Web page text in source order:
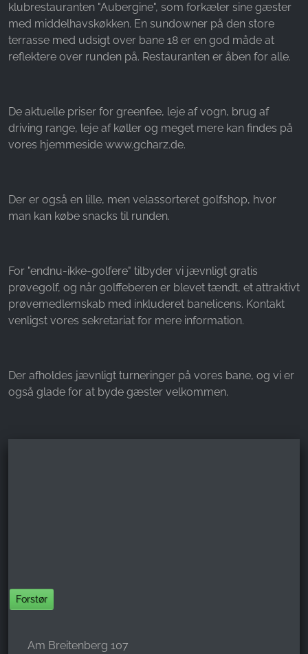
klubrestauranten "Aubergine", som forkæler sine gæster
med middelhavskøkken. En sundowner på den store
terrasse med udsigt over bane 18 er en god måde at
reflektere over runden på. Restauranten er åben for alle.
De aktuelle priser for greenfee, leje af vogn, brug af
driving range, leje af køller og meget mere kan findes på
vores hjemmeside www.gcharz.de.
Der er også en lille, men velassorteret golfshop, hvor
man kan købe snacks til runden.
For "endnu-ikke-golfere" tilbyder vi jævnligt gratis
prøvegolf, og når golffeberen er blevet tændt, et attraktivt
prøvemedlemskab med inkluderet banelicens. Kontakt
venligst vores sekretariat for mere information.
Der afholdes jævnligt turneringer på vores bane, og vi er
også glade for at byde gæster velkommen.
Forstør
Am Breitenberg 107